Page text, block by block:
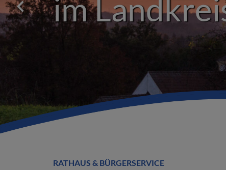
im
RATHAUS & BÜRGERSERVICE